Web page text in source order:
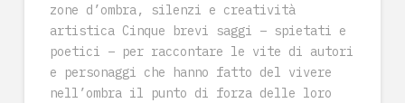
zone d’ombra, silenzi e creatività
artistica Cinque brevi saggi – spietati e
poetici – per raccontare le vite di autori
e personaggi che hanno fatto del vivere
nell’ombra il punto di forza delle loro